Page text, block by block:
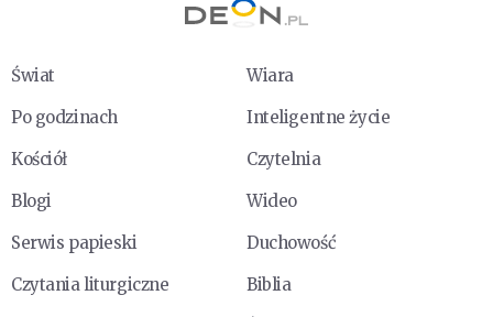
Świat
Wiara
Po godzinach
Inteligentne życie
Kościół
Czytelnia
Blogi
Wideo
Serwis papieski
Duchowość
Czytania liturgiczne
Biblia